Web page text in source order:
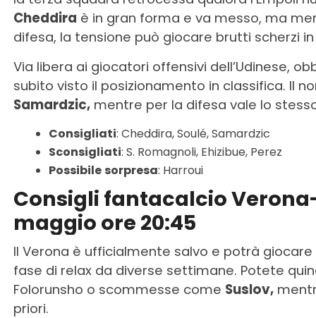
Cheddira è in gran forma e va messo, ma
difesa, la tensione può giocare brutti scherzi
Via libera ai giocatori offensivi dell’Udinese,
subito visto il posizionamento in classifica. Il
Samardzic,mentre per la difesa vale lo
Consigliati: Cheddira, Soulé, Samardzic
Sconsigliati: S. Romagnoli, Ehizibue, Perez
Possibile sorpresa: Harroui
Consigli fantacalcio
maggio ore 20:45
Il Verona è ufficialmente salvo e potrà
fase di relax da diverse settimane. Potete
Folorunsho o scommesse come Suslov,
priori.